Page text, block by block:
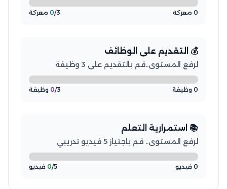
0 معركة 0/3 معركة
💰 التقديم على الوظائف
لرفع المستوى..قم بالتقديم على 3 وظيفة
0 وظيفة 0/3 وظيفة
📚 استمرارية التعلم
لرفع المستوى.. قم باجتياز 5 فيديو تدريبي
0 فيديو 0/5 فيديو